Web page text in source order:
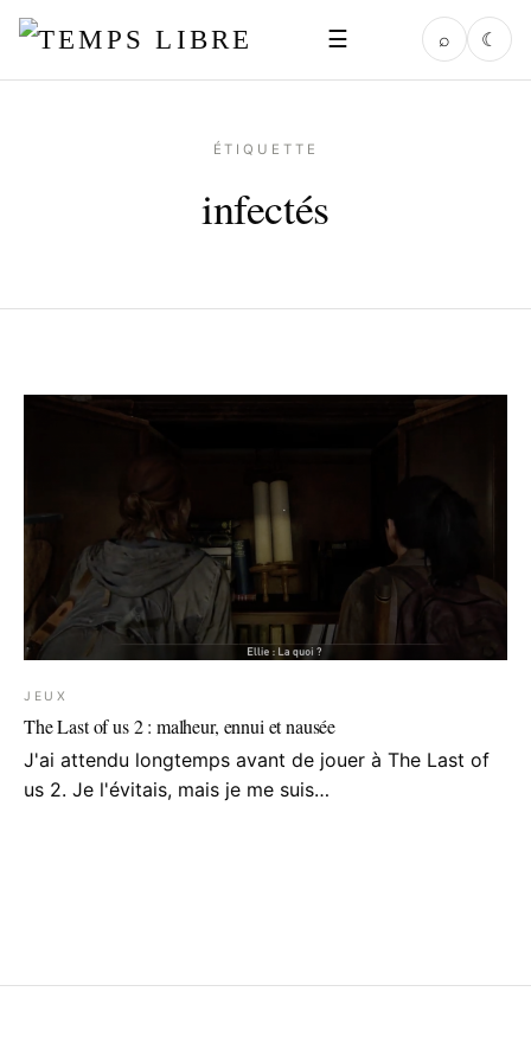
☰ ⌕ ☾
ÉTIQUETTE
infectés
JEUX
The Last of us 2 : malheur, ennui et nausée
J'ai attendu longtemps avant de jouer à The Last of
us 2. Je l'évitais, mais je me suis…